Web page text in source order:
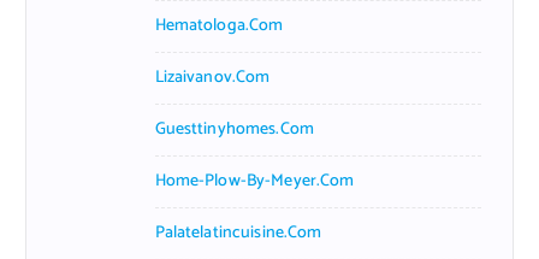
Hematologa.com
Lizaivanov.com
Guesttinyhomes.com
Home-Plow-By-Meyer.com
Palatelatincuisine.com